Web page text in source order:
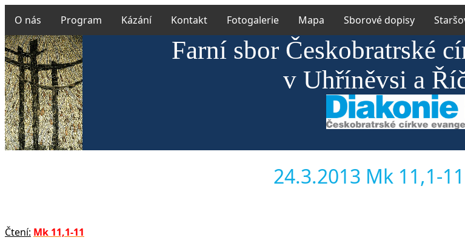
O nás Program Kázání Kontakt Fotogalerie Mapa Sborové dopisy
Farní sbor Českobratrské
v Uhříněvsi a
24.3.2013 Mk 11,1-
Čtení: Mk 11,1-11